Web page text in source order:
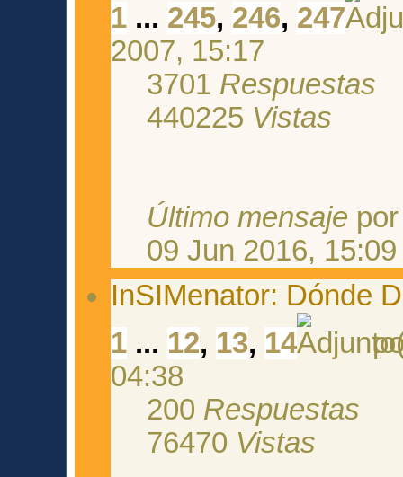
1 ... 245, 246, 247
2007, 15:17
3701 Respuestas
440225 Vistas
Último mensaje
09 Jun 2016, 15:09
InSIMenator: Dónde
1 ... 12, 13, 14
04:38
200 Respuestas
76470 Vistas